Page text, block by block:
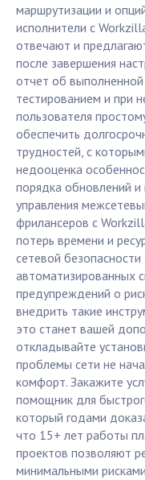
маршрутизации и
исполнители с
отвечают и
после завершения
отчет об
тестированием и при
пользователя
обеспечить
трудностей, с
недооценка
порядка обновлений
управления
фрилансеров с
потерь времени и
сетевой
автоматизированных
предупреждений о
внедрить такие
это станет вашей
откладывайте
проблемы сети не
комфорт. Закажите
помощник для
который годами
что 15+ лет работы
проектов позволяют
минимальными